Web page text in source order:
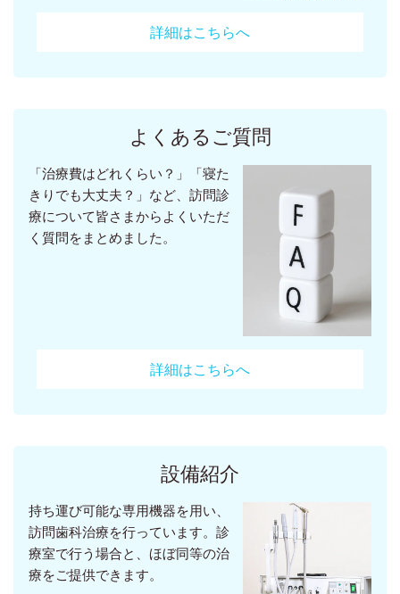
詳細はこちらへ
よくあるご質問
「治療費はどれくらい？」「寝た
きりでも大丈夫？」など、訪問診
療について皆さまからよくいただ
く質問をまとめました。
詳細はこちらへ
設備紹介
持ち運び可能な専用機器を用い、
訪問歯科治療を行っています。診
療室で行う場合と、ほぼ同等の治
療をご提供できます。